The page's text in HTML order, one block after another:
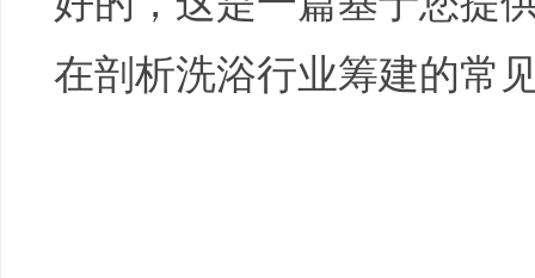
在剖析洗浴行业筹建的常